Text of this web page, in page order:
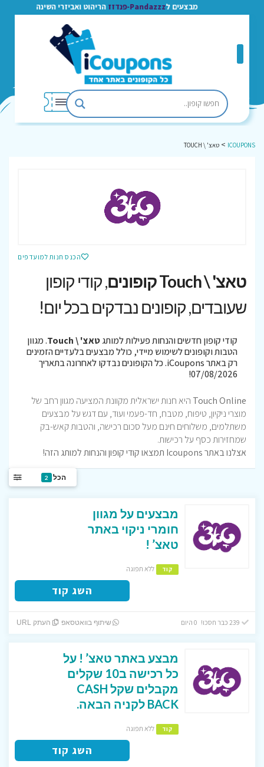
מבצעים לPandazzz-פנדזז הריהוט ואביזרי השינה
ICOUPONS
> טאצ' \ TOUCH
הכנס חנות למועדפים
טאצ' \ Touch קופונים
, קודי קופון
שעובדים, קופונים נבדקים בכל יום!
קודי קופון חדשים והנחות פעילות למותגטאצ' \ Touch
. מגוון
הטבות וקופונים לשימוש מיידי, כולל מבצעים בלעדיים הזמינים
רק באתר iCoupons. כל הקופונים נבדקו לאחרונה בתאריך
07/08/2026!
Touch Online היא חנות ישראלית מקוונת המציעה מגוון רחב של
מוצרי ניקיון, טיפוח, מטבח, חד-פעמי ועוד, עם דגש על מבצעים
משתלמים, משלוחים חינם מעל סכום רכישה, והטבות קאש-בק
שמחזירות כסף על רכישות.
אצלנו באתר Icoupons תמצאו קודי קופון והנחות למותג הזה!
הכל 2
מבצעים על מגוון
חומרי ניקוי באתר
טאצ’ !
קוד ללא תפוגה
השג קוד
שיתוף בוואטסאפ העתק URL
מבצע באתר טאצ’ ! על
כל רכישה ב10 שקלים
מקבלים שקל CASH
BACK לקניה הבאה.
קוד ללא תפוגה
השג קוד